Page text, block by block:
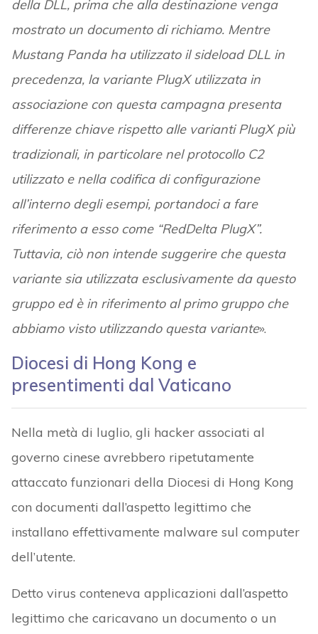
della DLL, prima che alla destinazione venga
mostrato un documento di richiamo. Mentre
Mustang Panda ha utilizzato il sideload DLL in
precedenza, la variante PlugX utilizzata in
associazione con questa campagna presenta
differenze chiave rispetto alle varianti PlugX più
tradizionali, in particolare nel protocollo C2
utilizzato e nella codifica di configurazione
all’interno degli esempi, portandoci a fare
riferimento a esso come “RedDelta PlugX”.
Tuttavia, ciò non intende suggerire che questa
variante sia utilizzata esclusivamente da questo
gruppo ed è in riferimento al primo gruppo che
abbiamo visto utilizzando questa variante».
Diocesi di Hong Kong e
presentimenti dal Vaticano
Nella metà di luglio, gli hacker associati al
governo cinese avrebbero ripetutamente
attaccato funzionari della Diocesi di Hong Kong
con documenti dall’aspetto legittimo che
installano effettivamente malware sul computer
dell’utente.
Detto virus conteneva applicazioni dall’aspetto
legittimo che caricavano un documento o un